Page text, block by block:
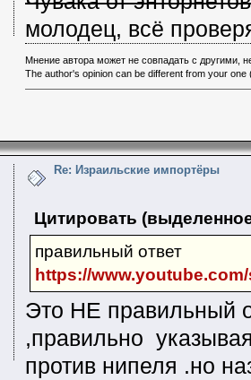
молодец, всё
Мнение автора может не совпадать с другими,
The author's opinion can be different from your
Re: Израильские импортёры
Цитировать
правильный ответ
https://
Это НЕ правильный
,правильно
против нипеля .но